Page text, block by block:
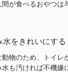
間が食べるおやつ
水をきれいにする
物のため、トイレ
も汚ければ不機嫌